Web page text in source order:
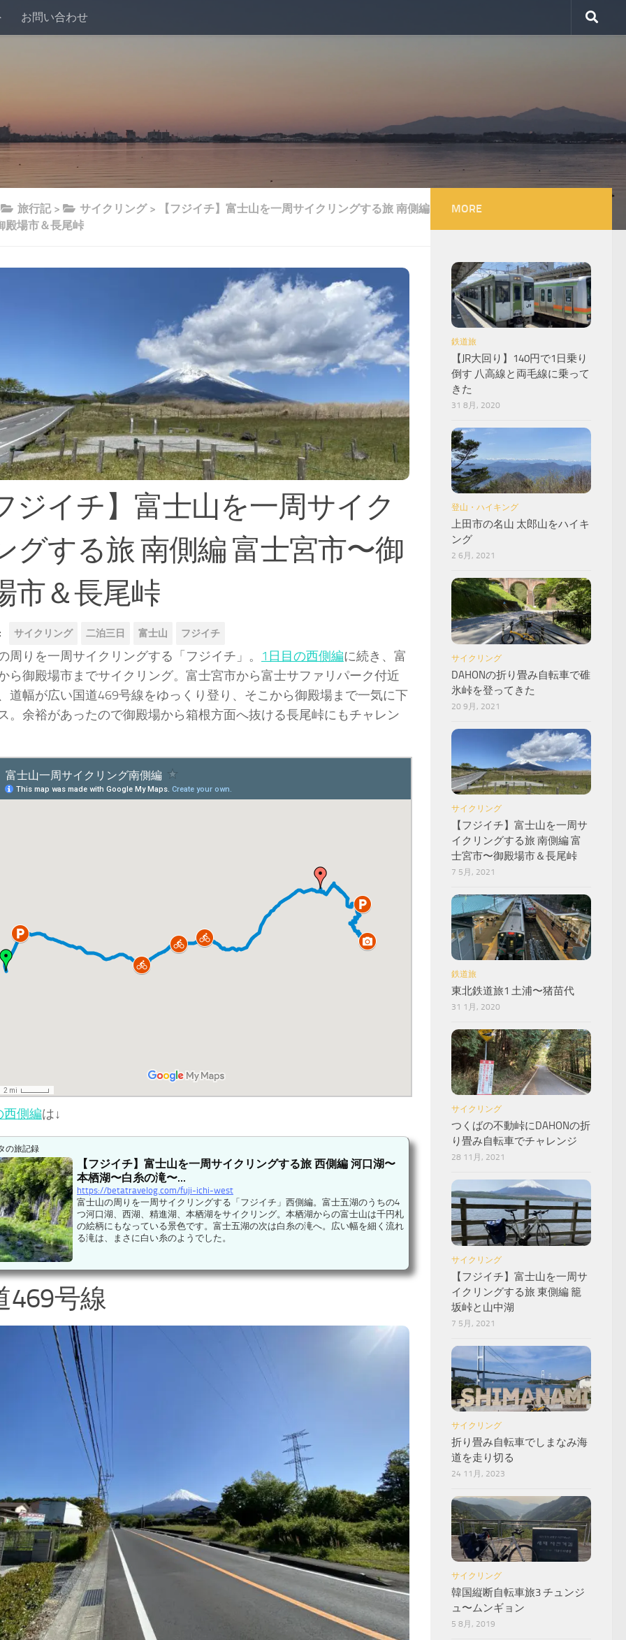
お問い合わせ
旅行記> サイクリング>
【フジイチ】富士山を一周サイクリングする旅 南側編
殿場市＆長尾峠
ジイチ】富士山を一周サイク
グする旅 南側編 富士宮市〜御
市＆長尾峠
サイクリング 二泊三日 富士山 フジイチ
周りを一周サイクリングする「フジイチ」。 1日目の西側編に続き、富
ら御殿場市までサイクリング。富士宮市から富士サファリパーク付近
道幅が広い国道469号線をゆっくり登り、そこから御殿場まで一気に下
。余裕があったので御殿場から箱根方面へ抜ける長尾峠にもチャレン
西側編は↓
の旅記録
【フジイチ】富士山を一周サイクリングする旅 西側編 河口湖〜
本栖湖〜白糸の滝〜...
https://betatravelog.com/fuji-ichi-west
富士山の周りを一周サイクリングする「フジイチ」西側編。富士五湖のうちの4
つ河口湖、西湖、精進湖、本栖湖をサイクリング。本栖湖からの富士山は千円札
の絵柄にもなっている景色です。富士五湖の次は白糸の滝へ。広い幅を細く流れ
る滝は、まさに白い糸のようでした。
469号線
MORE
鉄道旅
【JR大回り】140円で1日乗り
倒す 八高線と両毛線に乗って
きた
31 8月, 2020
登山・ハイキング
上田市の名山 太郎山をハイキ
ング
2 6月, 2021
サイクリング
DAHONの折り畳み自転車で碓
氷峠を登ってきた
20 9月, 2021
サイクリング
【フジイチ】富士山を一周サ
イクリングする旅 南側編 富
士宮市〜御殿場市＆長尾峠
7 5月, 2021
鉄道旅
東北鉄道旅1 土浦〜猪苗代
31 1月, 2020
サイクリング
つくばの不動峠にDAHONの折
り畳み自転車でチャレンジ
28 11月, 2021
サイクリング
【フジイチ】富士山を一周サ
イクリングする旅 東側編 籠
坂峠と山中湖
7 5月, 2021
サイクリング
折り畳み自転車でしまなみ海
道を走り切る
24 11月, 2023
サイクリング
韓国縦断自転車旅3 チュンジ
ュ〜ムンギョン
5 8月, 2019